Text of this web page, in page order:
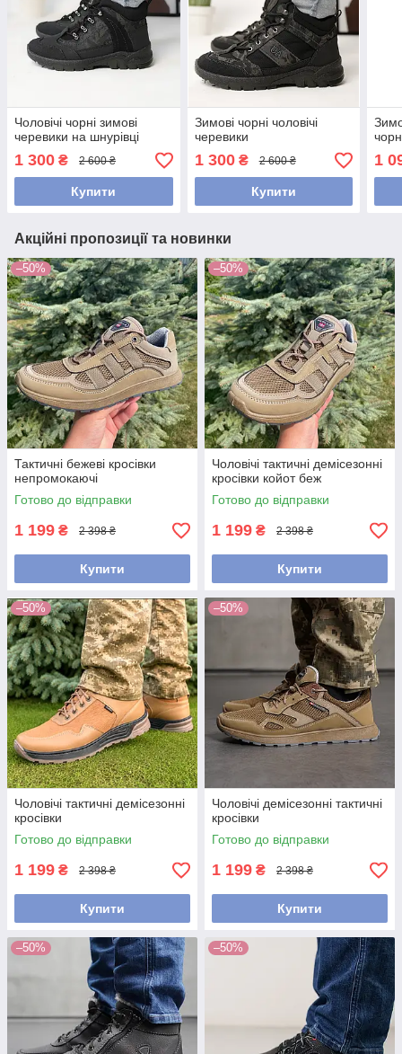
Чоловічі чорні зимові
черевики на шнурівці
1 300 ₴ 2 600 ₴
Купити
Зимові чорні чоловічі
черевики
1 300₴ 2 600 ₴
Купити
1
Акційні пропозиції та новинки
–50%
Тактичні бежеві кросівки
непромокаючі
Готово до відправки
1 199 ₴ 2 398 ₴
Купити
–50%
Чоловічі тактичні демісезонні
кросівки койот беж
Готово до відправки
1 199 ₴ 2 398 ₴
Купити
–50%
Чоловічі тактичні демісезонні
кросівки
Готово до відправки
1 199 ₴ 2 398 ₴
Купити
–50%
Чоловічі демісезонні тактичні
кросівки
Готово до відправки
1 199 ₴ 2 398 ₴
Купити
–50% –50%